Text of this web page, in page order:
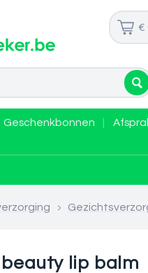
€
Geschenkbonnen
>
lip balm